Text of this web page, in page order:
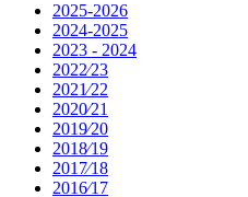
2025-2026
2024-2025
2023 - 2024
2022⁄23
2021⁄22
2020⁄21
2019⁄20
2018⁄19
2017⁄18
2016⁄17